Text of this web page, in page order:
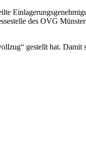
des OVG
gestellt hat. Damit